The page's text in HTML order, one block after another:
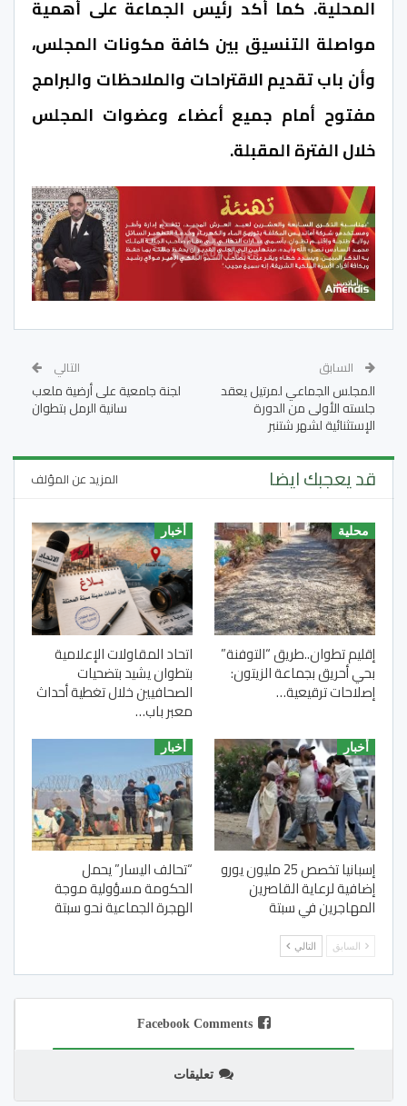
المحلية. كما أكد رئيس الجماعة على أهمية
مواصلة التنسيق بين كافة مكونات المجلس،
وأن باب تقديم الاقتراحات والملاحظات والبرامج
مفتوح أمام جميع أعضاء وعضوات المجلس
خلال الفترة المقبلة.
السابق
المجلس الجماعي لمرتيل يعقد
جلسته الأولى من الدورة
الإستثنائية لشهر شتنبر
التالي
لجنة جامعية على أرضية ملعب
سانية الرمل بتطوان
قد يعجبك ايضا المزيد عن المؤلف
محلية
إقليم تطوان..طريق “التوفنة”
بحي أحريق بجماعة الزيتون:
إصلاحات ترقيعية…
أخبار
اتحاد المقاولات الإعلامية
بتطوان يشيد بتضحيات
الصحافيين خلال تغطية أحداث
معبر باب…
أخبار
إسبانيا تخصص 25 مليون يورو
إضافية لرعاية القاصرين
المهاجرين في سبتة
أخبار
“تحالف اليسار” يحمل
الحكومة مسؤولية موجة
الهجرة الجماعية نحو سبتة
السابق التالي
Facebook Comments
تعليقات